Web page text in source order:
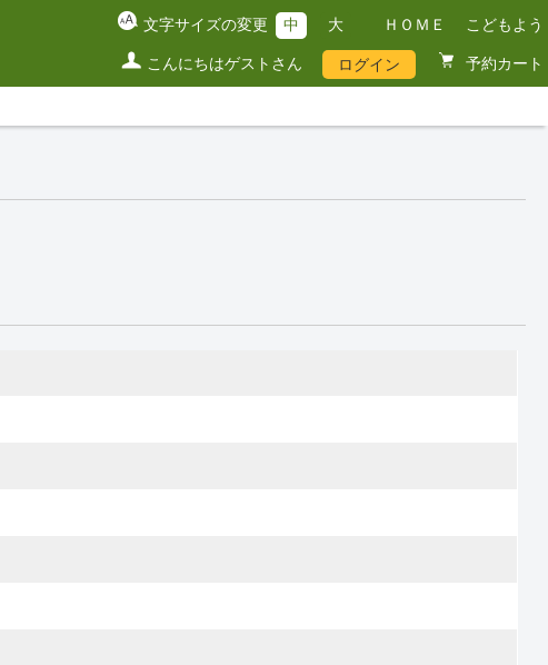
文字サイズの変更 中 大 ＨＯＭＥ こどもよう
こんにちはゲストさん ログイン 予約カート